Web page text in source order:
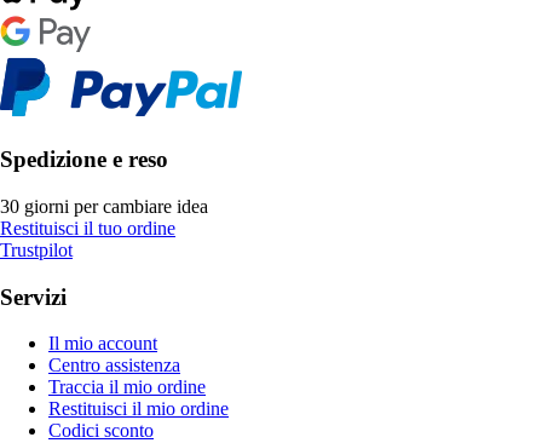
Spedizione e reso
30 giorni per cambiare idea
Restituisci il tuo ordine
Trustpilot
Servizi
Il mio account
Centro assistenza
Traccia il mio ordine
Restituisci il mio ordine
Codici sconto